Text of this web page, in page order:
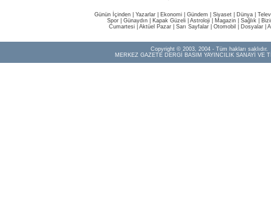
Günün İçinden Yazarlar Ekonomi Gündem Siyaset Dünya |
Spor
Günaydın Kapak Güzeli Astroloji Magazin Sağlık
Cumartesi| Aktüel Pazar| Sarı Sayfalar| Otomobil Dosyalar|
Copyright © 2003, 2004 - Tüm hakları saklıdır.
MERKEZ GAZETE DERGİ BASIM YAYINCILIK SANAYİ VE